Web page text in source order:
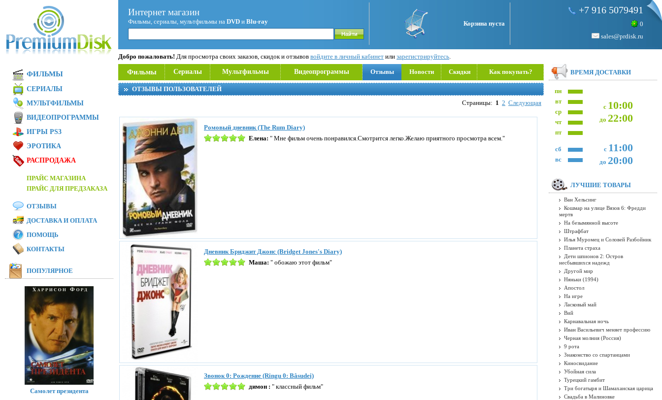
Интернет магазин
Фильмы, сериалы, мультфильмы на DVD и Blu-ray Корзина пуста
+7 916 5079491
0
sales@prdisk.ru
Добро пожаловать! Для просмотра своих заказов, скидок и отзывов войдите в личный кабинет или зарегистрируйтесь.
Фильмы Сериалы Мультфильмы Видеопрограммы Отзывы Новости Скидки Как покупать?
ОТЗЫВЫ ПОЛЬЗОВАТЕЛЕЙ
Страницы: 1 2 Следующая
Ромовый дневник (The Rum Diary)
Елена: " Мне фильм очень понравился.Смотрится легко.Желаю приятного просмотра всем."
Дневник Бриджит Джонс (Bridget Jones's Diary)
Маша: " обожаю этот фильм"
Звонок 0: Рождение (Ringu 0: Bâsudei)
димон : " классный фильм"
ФИЛЬМЫ
СЕРИАЛЫ
МУЛЬТФИЛЬМЫ
ВИДЕОПРОГРАММЫ
ИГРЫ PS3
ЭРОТИКА
РАСПРОДАЖА
ПРАЙС МАГАЗИНА
ПРАЙС ДЛЯ ПРЕДЗАКАЗА
ОТЗЫВЫ
ДОСТАВКА И ОПЛАТА
ПОМОЩЬ
КОНТАКТЫ
ПОПУЛЯРНОЕ
Самолет президента
ВРЕМЯ ДОСТАВКИ
пн
с 10:00
до 22:00
вт
ср
чт
пт
с 11:00
до 20:00
сб
вс
ЛУЧШИЕ ТОВАРЫ
Ван Хельсинг
Кошмар на улице Вязов 6: Фредди
мертв
На безымянной высоте
Штрафбат
Илья Муромец и Соловей Разбойник
Планета страха
Дети шпионов 2: Остров
несбывшихся надежд
Другой мир
Няньки (1994)
Апостол
На игре
Ласковый май
Вий
Карнавальная ночь
Иван Васильевич меняет профессию
Черная молния (Россия)
9 рота
Знакомство со спартанцами
Киносвидание
Убойная сила
Турецкий гамбит
Три богатыря и Шамаханская царица
Свадьба в Малиновке